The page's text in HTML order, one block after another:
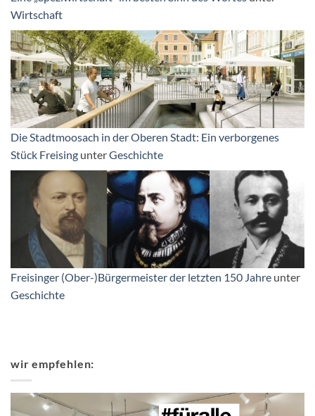
Wirtschaft
Die Stadtmoosach in der Oberen Stadt: Ein verborgenes
Stück Freising unterGeschichte
Freisinger (Ober-)Bürgermeister der letzten 150 Jahre unter
Geschichte
wir empfehlen: